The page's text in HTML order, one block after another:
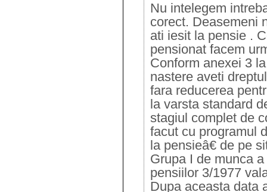
Nu intelegem
corect. Deasemeni
ati iesit la pensie .
pensionat facem
Conform anexei 3
nastere aveti
fara reducerea
la varsta standard
stagiul complet de
facut cu programul
la pensieâ€ de pe
Grupa I de munca
pensiilor 3/1977
Dupa aceasta data